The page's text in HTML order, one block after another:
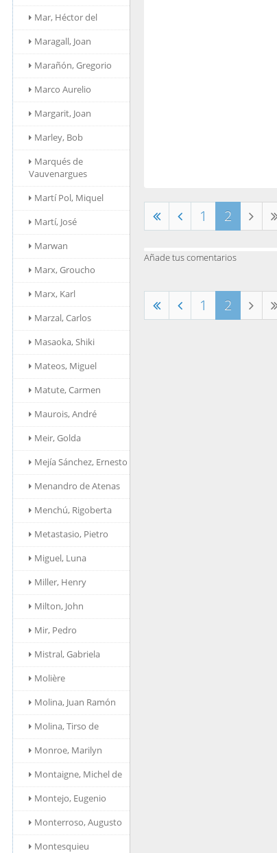
Mar, Héctor del
Maragall, Joan
Marañón, Gregorio
Marco Aurelio
Margarit, Joan
Marley, Bob
Marqués de
Vauvenargues
Martí Pol, Miquel
Martí, José
Marwan
Marx, Groucho
Marx, Karl
Marzal, Carlos
Masaoka, Shiki
Mateos, Miguel
Matute, Carmen
Maurois, André
Meir, Golda
Mejía Sánchez, Ernesto
Menandro de Atenas
Menchú, Rigoberta
Metastasio, Pietro
Miguel, Luna
Miller, Henry
Milton, John
Mir, Pedro
Mistral, Gabriela
Molière
Molina, Juan Ramón
Molina, Tirso de
Monroe, Marilyn
Montaigne, Michel de
Montejo, Eugenio
Monterroso, Augusto
Montesquieu
1 2
Añade tus comentarios
1 2